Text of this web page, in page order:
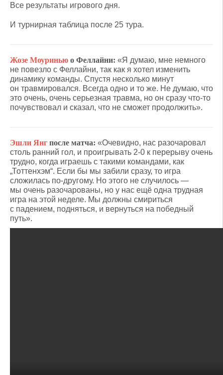
Все результаты игрового дня.
И турнирная таблица после 25 тура.
Жозе Моуринью о Феллайни: «Я думаю, мне немного
не повезло с Феллайни, так как я хотел изменить
динамику команды. Спустя несколько минут
он травмировался. Всегда одно и то же. Не думаю, что
это очень, очень серьезная травма, но он сразу что-то
почувствовал и сказал, что не сможет продолжить».
Эшли Янг после матча: «Очевидно, нас разочаровал
столь ранний гол, и проигрывать 2-0 к перерыву очень
трудно, когда играешь с такими командами, как
„Тоттенхэм“. Если бы мы забили сразу, то игра
сложилась по-другому. Но этого не случилось —
мы очень разочарованы, но у нас ещё одна трудная
игра на этой неделе. Мы должны смириться
с падением, подняться, и вернуться на победный
путь».